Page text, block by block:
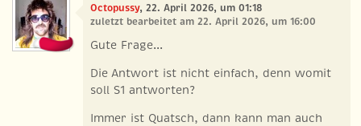
Octopussy, 22. April 2026, um 01:18
zuletzt bearbeitet am 22. April 2026, um 16:00
Gute Frage...
Die Antwort ist nicht einfach, denn womit
soll S1 antworten?
Immer ist Quatsch, dann kann man auch